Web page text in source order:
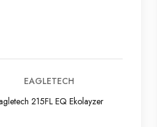
EAGLETECH
215FL EQ Ekolayzer